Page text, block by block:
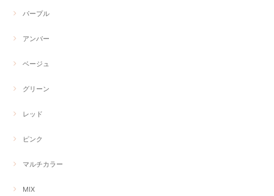
パープル
アンバー
ベージュ
グリーン
レッド
ピンク
マルチカラー
MIX